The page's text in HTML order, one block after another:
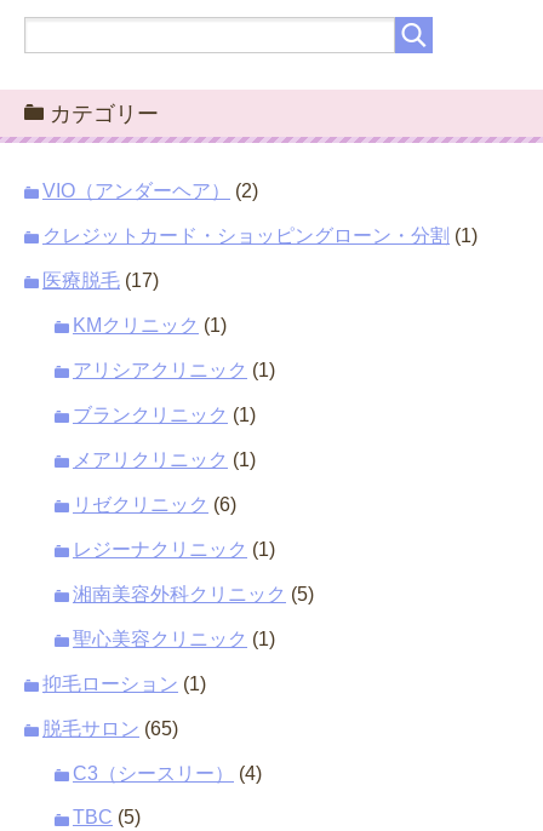
カテゴリー
VIO（アンダーヘア） (2)
クレジットカード・ショッピングローン・分割 (1)
医療脱毛 (17)
KMクリニック (1)
アリシアクリニック (1)
ブランクリニック (1)
メアリクリニック (1)
リゼクリニック (6)
レジーナクリニック (1)
湘南美容外科クリニック (5)
聖心美容クリニック (1)
抑毛ローション (1)
脱毛サロン (65)
C3（シースリー） (4)
TBC (5)